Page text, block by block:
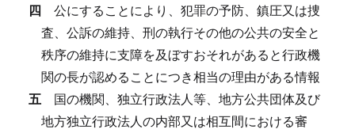
四 公にすることにより、犯罪の予防、鎮圧又は捜
査、公訴の維持、刑の執行その他の公共の安全と
秩序の維持に支障を及ぼすおそれがあると行政機
関の長が認めることにつき相当の理由がある情報
五 国の機関、独立行政法人等、地方公共団体及び
地方独立行政法人の内部又は相互間における審